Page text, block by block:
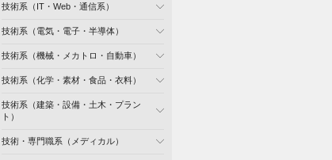
技術系（IT・Web・通信系）
技術系（電気・電子・半導体）
技術系（機械・メカトロ・自動車）
技術系（化学・素材・食品・衣料）
技術系（建築・設備・土木・プラン
ト）
技術・専門職系（メディカル）